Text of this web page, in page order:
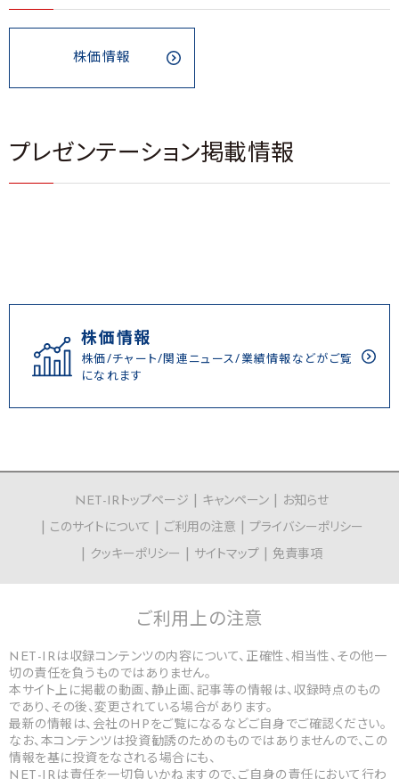
株価情報
プレゼンテーション掲載情報
株価情報
株価/チャート/関連ニュース/業績情報などがご覧
になれます
NET-IRトップページ キャンペーン
お知らせ
このサイトについて
ご利用の注意
プライバシーポリシー
クッキーポリシー
サイトマップ 免責事項
ご利用上の注意
NET-IRは収録コンテンツの内容について、正確性、相当性、その他一
切の責任を負うものではありません。
本サイト上に掲載の動画、静止画、記事等の情報は、収録時点のもの
であり、その後、変更されている場合があります。
最新の情報は、会社のHPをご覧になるなどご自身でご確認ください。
なお、本コンテンツは投資勧誘のためのものではありませんので、この
情報を基に投資をなされる場合にも、
NET-IRは責任を一切負いかねますので、ご自身の責任において行わ